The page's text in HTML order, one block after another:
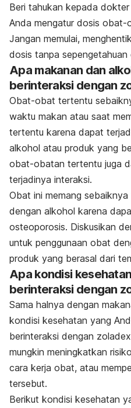
Beri tahukan kepada
Anda mengatur dosis obat-
Jangan memulai,
dosis tanpa sepengetahuan
Apa makanan dan
berinteraksi dengan
Obat-obat tertentu
waktu makan atau saat
tertentu karena dapat
alkohol atau produk yang
obat-obatan tertentu juga
terjadinya interaksi.
Obat ini memang
dengan alkohol karena
osteoporosis. Diskusikan
untuk penggunaan obat
produk yang berasal dari
Apa kondisi
berinteraksi dengan
Sama halnya dengan
kondisi kesehatan yang
berinteraksi dengan
mungkin meningkatkan
cara kerja obat, atau
tersebut.
Berikut kondisi kesehatan